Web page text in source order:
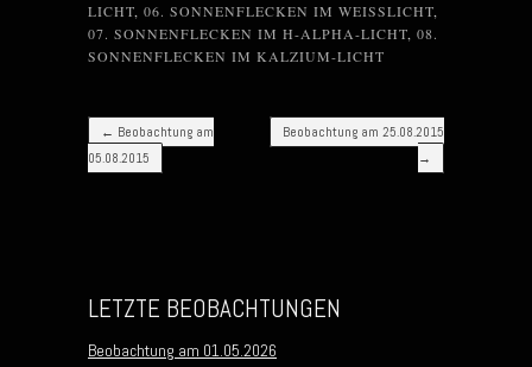
LICHT, 06. SONNENFLECKEN IM WEISSLICHT,
07. SONNENFLECKEN IM H-ALPHA-LICHT, 08.
SONNENFLECKEN IM KALZIUM-LICHT
Post navigation
← Beobachtung am
05.08.2015
Beobachtung am 25.08.2015
→
LETZTE BEOBACHTUNGEN
Beobachtung am 01.05.2026